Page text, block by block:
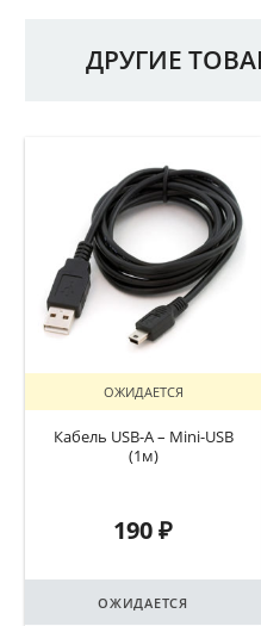
ДРУГИЕ
ОЖИДАЕТСЯ
Кабель USB-A – Mini-USB
(1м)
190₽
ОЖИДАЕТСЯ